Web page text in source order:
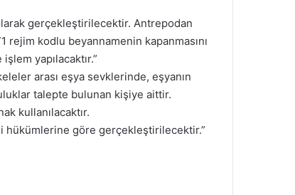
gerçekleştirilecektir. Antrepodan
kodlu beyannamenin kapanmasını
yapılacaktır.”
arası eşya sevklerinde, eşyanın
talepte bulunan kişiye aittir.
kullanılacaktır.
hükümlerine göre gerçekleştirilecektir.”